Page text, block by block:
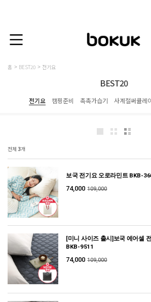
홈 BEST20 전기요
BEST20
전기요 캠핑준비 촉촉가습기 사계절써큘레
전체 3개
보국 전기요 오로라민트 BKB-
74,000 109,000
[미니 사이즈 출시]보국 에어셀
BKB-9511
74,000 109,000